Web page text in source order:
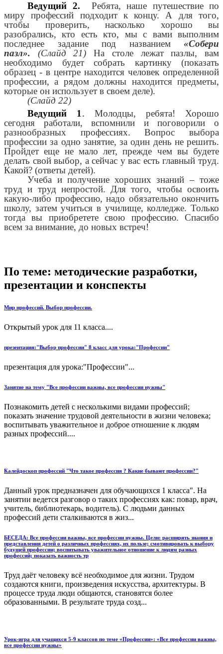
Ведущий 2.
Ребята, наше путешествие по
миру профессий подходит к концу. А для того,
чтобы проверить, насколько хорошо вы
разобрались, кто есть кто, мы с вами выполним
последнее задание под названием «Собери
пазл».
(Слайд 21) На столе лежат пазлы, вам
необходимо будет собрать картинку (показать
образец - в центре находится человек определенной
профессии, а рядом должны находится предметы,
которые он использует в своем деле).
(Слайд 22)
Ведущий 1 . Молодцы, ребята! Хорошо
сегодня работали, вспомнили и поговорили о
разнообразных профессиях. Вопрос выбора
профессии за одно занятие, за один день не решить.
Пройдет еще не мало лет, прежде чем вы будете
делать свой выбор, а сейчас у вас есть главный труд.
Какой? (ответы детей).
Учеба и получение хороших знаний – тоже
труд и труд непростой. Для того, чтобы освоить
какую-либо профессию, надо обязательно окончить
школу, затем учиться в училище, колледже. Только
тогда вы приобретете свою профессию. Спасибо
всем за внимание, до новых встреч!
По теме: методические разработки,
презентации и конспекты
Мир профессий. Выбор профессии.
Открытый урок для 11 класса....
презентация:"Выбор профессии" 8 класс для урока:"Профессии"
презентация для урока:"Профессии"...
Занятие на тему "Все профессии важны, все профессии нужны"
Познакомить детей с несколькими видами профессий;
показать значение трудовой деятельности в жизни человека;
воспитывать уважительное и доброе отношение к людям
разных профессий....
Калейдоскоп профессий "Что такое профессия ? Какие бывают профессии?"
Данный урок предназначен для обучающихся 1 класса". На
занятии ведется разговор о таких профессиях как: повар, врач,
учитель, библиотекарь, водитель). С людьми данных
профессий дети сталкиваются в жиз...
БЕСЕДА: Все профессии важны, все профессии нужны. Цели: расширять знания и
представления детей о различных профессиях, их пользе; смотивировать к выбору
будущей профессии; воспитывать уважительное отношение к людям разных
профессий; показать важность тр
Труд даёт человеку всё необходимое для жизни. Трудом
создаются книги, произведения искусства, архитектуры. В
процессе труда люди общаются, становятся более
образованными. В результате труда созд...
Урок-игра для учащихся 5-9 классов по теме «Профессии»: «Все профессии важны,
все профессии нужны»